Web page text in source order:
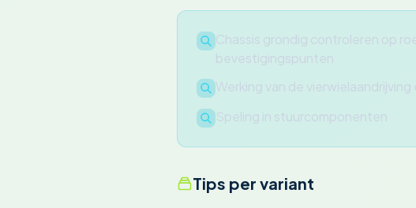
Chassis grondig controleren op
bevestigingspunten
Werking van de
Speling in stuurcomponenten
Tips per variant